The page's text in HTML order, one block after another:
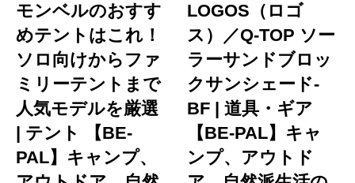
モンベルのおすす
めテントはこれ！
ソロ向けからファ
ミリーテントまで
人気モデルを厳選
| テント 【BE-
PAL】キャンプ、
LOGOS（ロゴ
ス）／Q-TOP ソー
ラーサンドブロッ
クサンシェード-
BF | 道具・ギア
【BE-PAL】キャ
ンプ、アウトド